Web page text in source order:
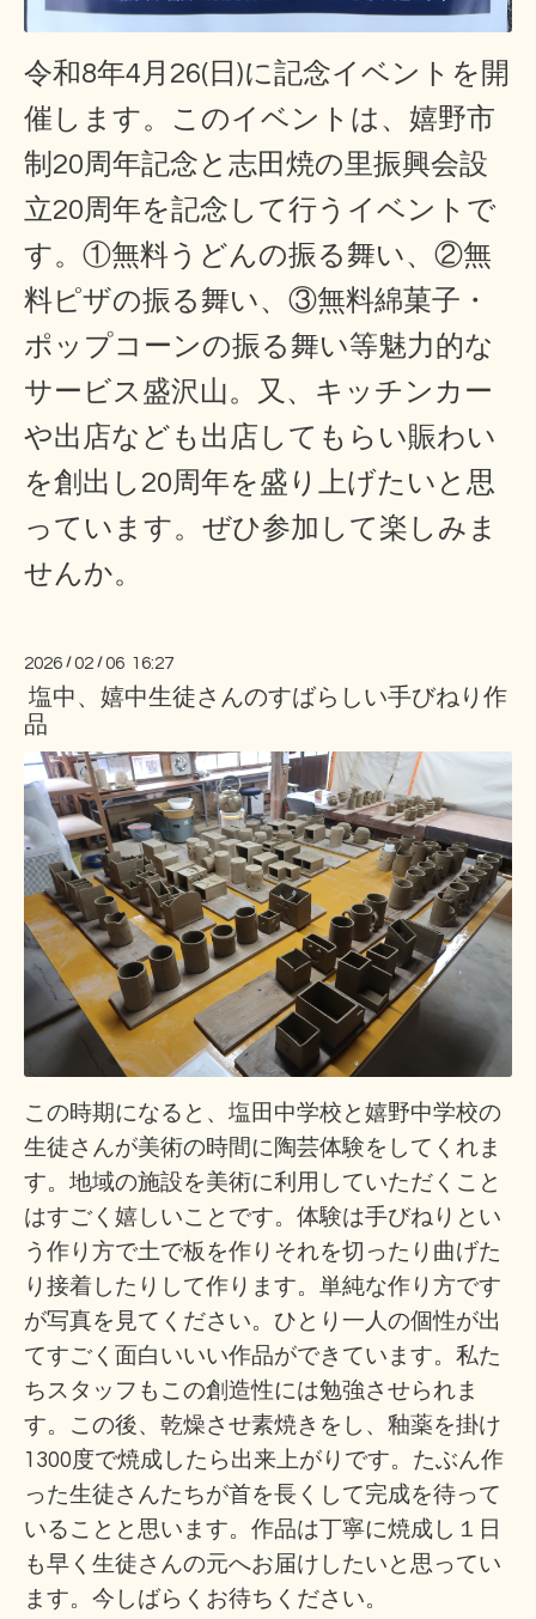
令和8年4月26(日)に記念イベントを開
催します。このイベントは、嬉野市
制20周年記念と志田焼の里振興会設
立20周年を記念して行うイベントで
す。①無料うどんの振る舞い、②無
料ピザの振る舞い、③無料綿菓子・
ポップコーンの振る舞い等魅力的な
サービス盛沢山。又、キッチンカー
や出店なども出店してもらい賑わい
を創出し20周年を盛り上げたいと思
っています。ぜひ参加して楽しみま
せんか。
2026 /02 /06 16:27
塩中、嬉中生徒さんのすばらしい手びねり作
品
この時期になると、塩田中学校と嬉野中学校の
生徒さんが美術の時間に陶芸体験をしてくれま
す。地域の施設を美術に利用していただくこと
はすごく嬉しいことです。体験は手びねりとい
う作り方で土で板を作りそれを切ったり曲げた
り接着したりして作ります。単純な作り方です
が写真を見てください。ひとり一人の個性が出
てすごく面白いいい作品ができています。私た
ちスタッフもこの創造性には勉強させられま
す。この後、乾燥させ素焼きをし、釉薬を掛け
1300度で焼成したら出来上がりです。たぶん作
った生徒さんたちが首を長くして完成を待って
いることと思います。作品は丁寧に焼成し１日
も早く生徒さんの元へお届けしたいと思ってい
ます。今しばらくお待ちください。